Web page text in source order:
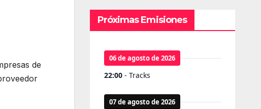
de
Próximas Emisiones